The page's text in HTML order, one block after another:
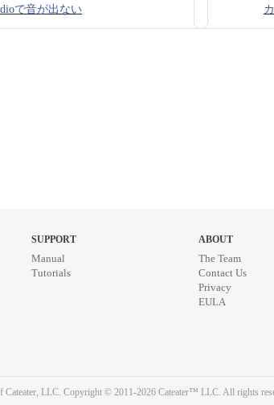
で音が出ない
SUPPORT
Manual
Tutorials
ABOUT
The Team
Contact Us
Privacy
EULA
Cateater, LLC. Copyright © 2011-2026 Cateater™ LLC. All rights